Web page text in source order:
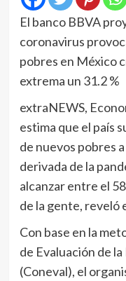
El banco BBVA
coronavirus
pobres en México
extrema un 31.2 %
extraNEWS,
estima que el país
de nuevos pobres
derivada de la
alcanzar entre el
de la gente, reveló
Con base en la
de Evaluación de
(Coneval), el